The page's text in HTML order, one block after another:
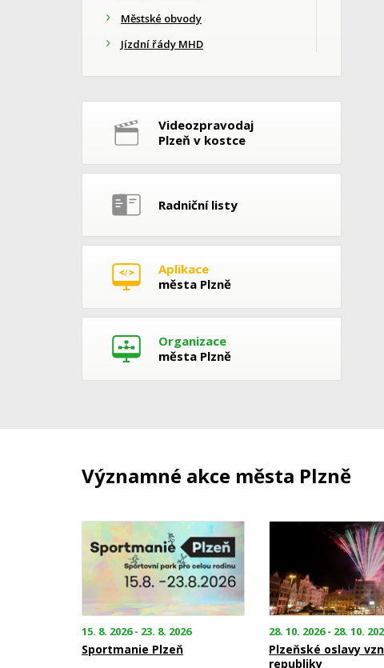
Městské obvody
Jízdní řády MHD
Videozpravodaj
Plzeň v kostce
Radniční listy
Aplikace
města Plzně
Organizace
města Plzně
Významné akce města Plzně
15. 8. 2026 - 23. 8. 2026
Sportmanie Plzeň
28. 10. 2026 - 28. 10.
Plzeňské oslavy
republiky